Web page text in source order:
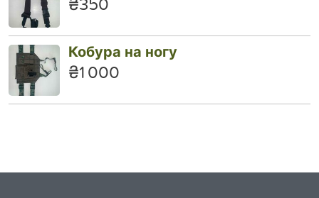
Кобура на ногу
₴1 000